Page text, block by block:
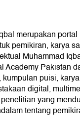
merupakan
pemikiran, karya
Muhammad
Academy Pakistan
puisi,
digital,
yang
tentang